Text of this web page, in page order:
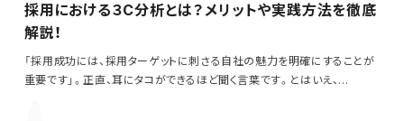
採用における３C分析とは？メリットや実践方法を徹底
解説！
「採用成功には、採用ターゲットに刺さる自社の魅力を明確にすることが
重要です」。正直、耳にタコができるほど聞く言葉です。とはいえ、…